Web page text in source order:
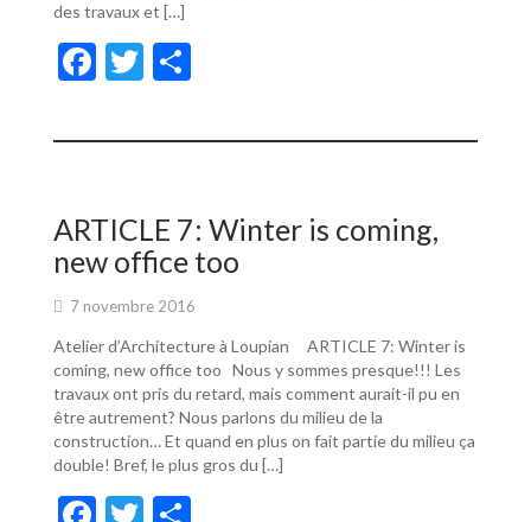
des travaux et […]
F
e
o
o
k
T
itt ta
er
ARTICLE 7: Winter is coming,
new office too
7 novembre 2016
Atelier d’Architecture à Loupian ARTICLE 7: Winter is
coming, new office too Nous y sommes presque!!! Les
travaux ont pris du retard, mais comment aurait-il pu en
être autrement? Nous parlons du milieu de la
construction… Et quand en plus on fait partie du milieu ça
double! Bref, le plus gros du […]